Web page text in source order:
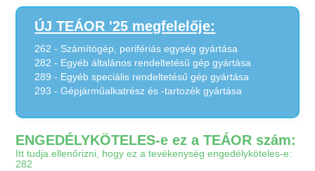
ÚJ TEÁOR '25 megfelelője:
262 - Számítógép, perifériás egység gyártása
282 - Egyéb általános rendeltetésű gép gyártása
289 - Egyéb speciális rendeltetésű gép gyártása
293 - Gépjárműalkatrész és -tartozék gyártása
ENGEDÉLYKÖTELES-e ez a TEÁOR szám:
Itt tudja ellenőrizni, hogy ez a tevékenység engedélyköteles-e:
282